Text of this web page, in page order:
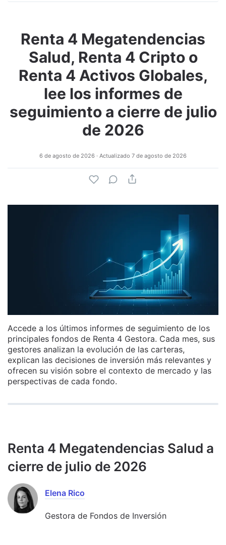
Renta 4 Megatendencias
Salud, Renta 4 Cripto o
Renta 4 Activos Globales,
lee los informes de
seguimiento a cierre de julio
de 2026
6 de agosto de 2026 · Actualizado 7 de agosto de 2026
Accede a los últimos informes de seguimiento de los
principales fondos de Renta 4 Gestora. Cada mes, sus
gestores analizan la evolución de las carteras,
explican las decisiones de inversión más relevantes y
ofrecen su visión sobre el contexto de mercado y las
perspectivas de cada fondo.
Renta 4 Megatendencias Salud a
cierre de julio de 2026
Elena Rico
Gestora de Fondos de Inversión